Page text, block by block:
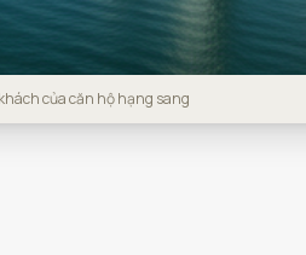
của căn hộ hạng sang